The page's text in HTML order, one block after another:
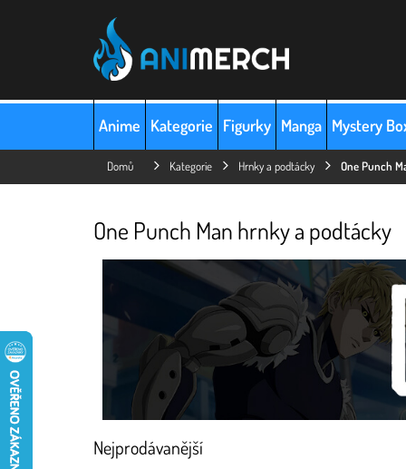
Anime Kategorie Figurky Manga Mystery
Domů Kategorie Hrnky a podtácky One Punch
One Punch Man hrnky a podtácky
Nejprodávanější